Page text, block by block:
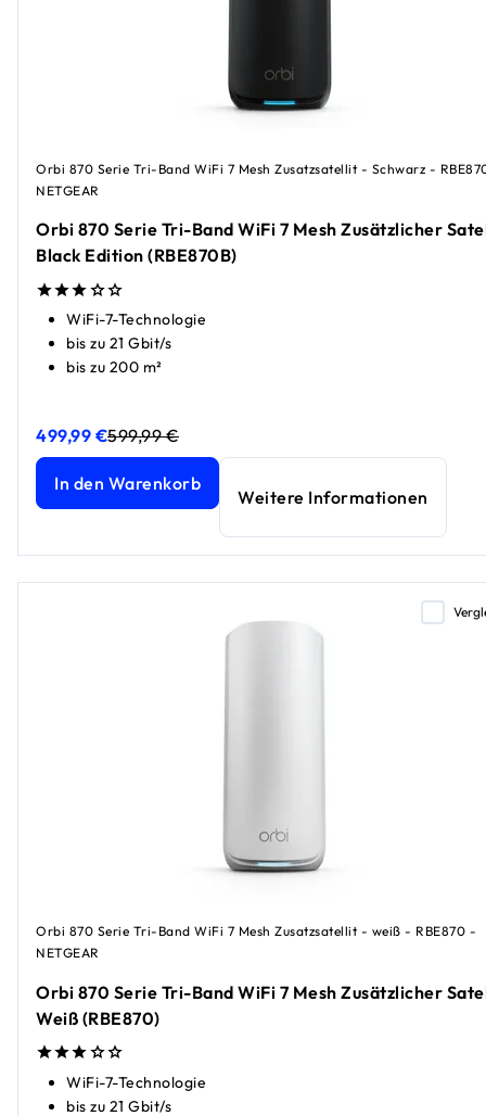
Orbi 870 Serie Tri-Band WiFi 7 Mesh Zusatzsatellit - Schwarz -
NETGEAR
Orbi 870 Serie Tri-Band WiFi 7 Mesh Zusätzlicher
Black Edition (RBE870B)
WiFi-7-Technologie
bis zu 21 Gbit/s
bis zu 200 m²
499,99 €
Orbi 870 Serie Tri-Band WiFi 7 Mesh Zusätzlicher Satellit,
599,99 €
Orbi 870 Serie Tri-Band WiFi 7 Mesh Zusätzlicher Satellit,
In den Warenkorb
Weitere Informationen
Orbi 870 Serie Tri-Band WiFi 7 Mesh Zusatzsatellit - weiß - RBE870 -
NETGEAR
Orbi 870 Serie Tri-Band WiFi 7 Mesh Zusätzlicher
Weiß (RBE870)
WiFi-7-Technologie
bis zu 21 Gbit/s